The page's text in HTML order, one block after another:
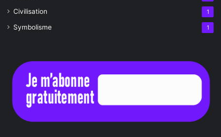
Civilisation 1
Symbolisme 1